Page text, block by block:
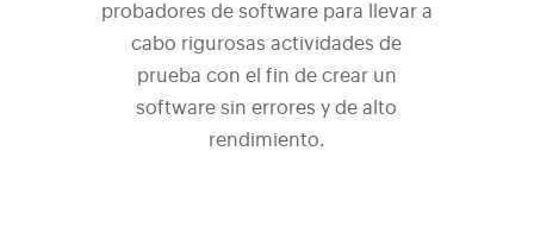
probadores de software para llevar a
cabo rigurosas actividades de
prueba con el fin de crear un
software sin errores y de alto
rendimiento.